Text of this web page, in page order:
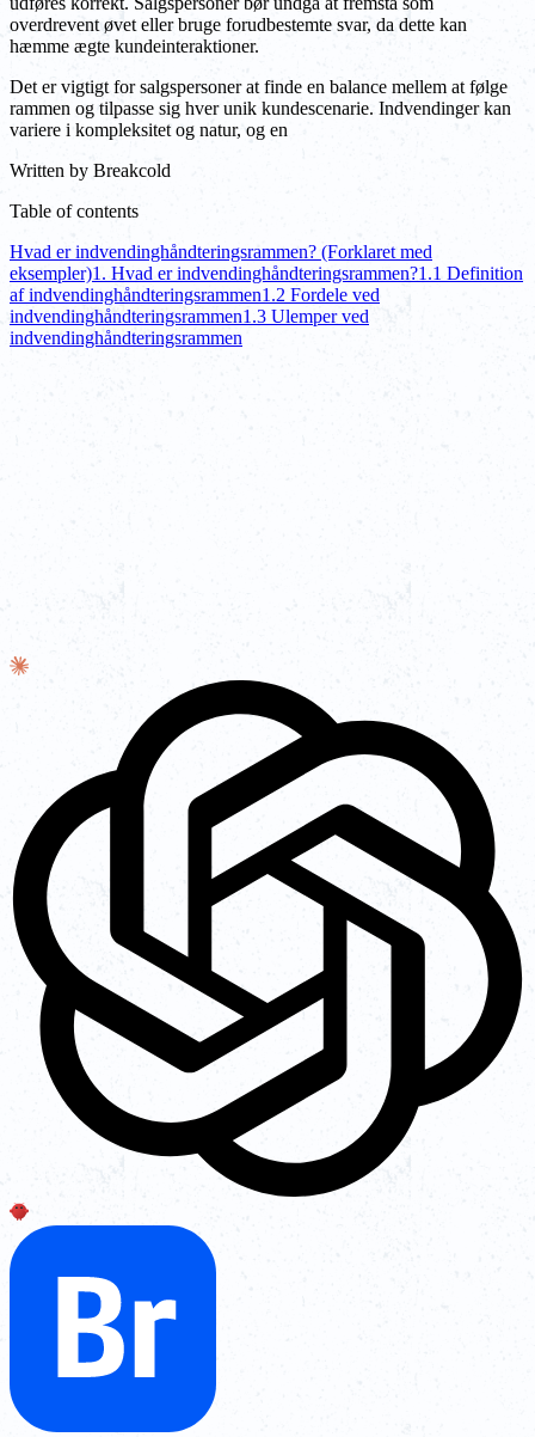
overdrevent øvet eller bruge forudbestemte svar, da dette kan
hæmme ægte kundeinteraktioner.
Det er vigtigt for salgspersoner at finde en balance mellem at følge
rammen og tilpasse sig hver unik kundescenarie. Indvendinger kan
variere i kompleksitet og natur, og en
Written by Breakcold
Table of contents
Hvad er indvendinghåndteringsrammen? (Forklaret med
eksempler)1. Hvad er indvendinghåndteringsrammen?1.1 Definition
af indvendinghåndteringsrammen1.2 Fordele ved
indvendinghåndteringsrammen1.3 Ulemper ved
indvendinghåndteringsrammen